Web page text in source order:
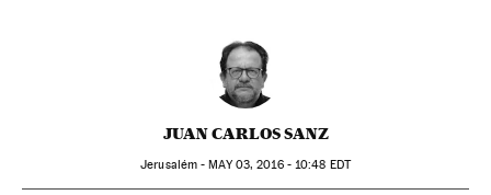
JUAN CARLOS SANZ
Jerusalém -MAY03, 2016 - 10:48 EDT